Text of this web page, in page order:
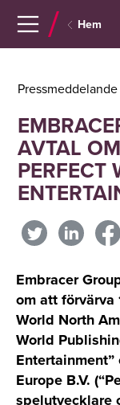
Hem
AVTAL
PERFECT
Embracer
om att
World North
World
Entertainment”
Europe B.V.
spelutvecklare